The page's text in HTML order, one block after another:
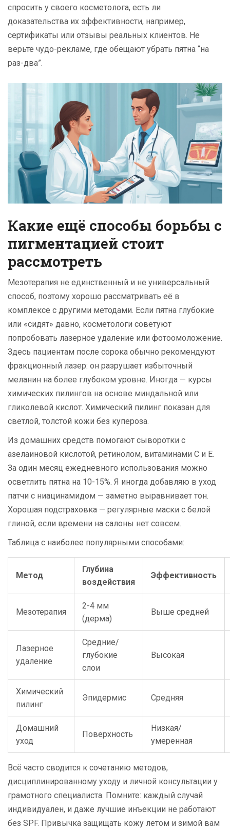
спросить у своего косметолога, есть ли
доказательства их эффективности, например,
сертификаты или отзывы реальных клиентов. Не
верьте чудо-рекламе, где обещают убрать пятна “на
раз-два”.
Какие ещё способы борьбы с
пигментацией стоит
рассмотреть
Мезотерапия не единственный и не универсальный
способ, поэтому хорошо рассматривать её в
комплексе с другими методами. Если пятна глубокие
или «сидят» давно, косметологи советуют
попробовать лазерное удаление или фотоомоложение.
Здесь пациентам после сорока обычно рекомендуют
фракционный лазер: он разрушает избыточный
меланин на более глубоком уровне. Иногда — курсы
химических пилингов на основе миндальной или
гликолевой кислот. Химический пилинг показан для
светлой, толстой кожи без купероза.
Из домашних средств помогают сыворотки с
азелаиновой кислотой, ретинолом, витаминами С и Е.
За один месяц ежедневного использования можно
осветлить пятна на 10-15%. Я иногда добавляю в уход
патчи с ниацинамидом — заметно выравнивает тон.
Хорошая подстраховка — регулярные маски с белой
глиной, если времени на салоны нет совсем.
Таблица с наиболее популярными способами:
Метод
Глубина
воздействия
Эффективность
Мезотерапия
2-4 мм
(дерма)
Выше средней
Лазерное
удаление
Средние/
глубокие
слои
Высокая
Химический
пилинг
Эпидермис Средняя
Домашний
уход
Поверхность
Низкая/
умеренная
Всё часто сводится к сочетанию методов,
дисциплинированному уходу и личной консультации у
грамотного специалиста. Помните: каждый случай
индивидуален, и даже лучшие инъекции не работают
без SPF. Привычка защищать кожу летом и зимой вам